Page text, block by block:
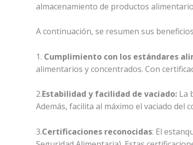
almacenamiento de productos
A continuación, se resumen sus
1. Cumplimiento con los estándares
alimentarios y concentrados. Con
2.Estabilidad y facilidad de vaciado: La
Además, facilita al máximo el vaciado
3.Certificaciones reconocidas: El